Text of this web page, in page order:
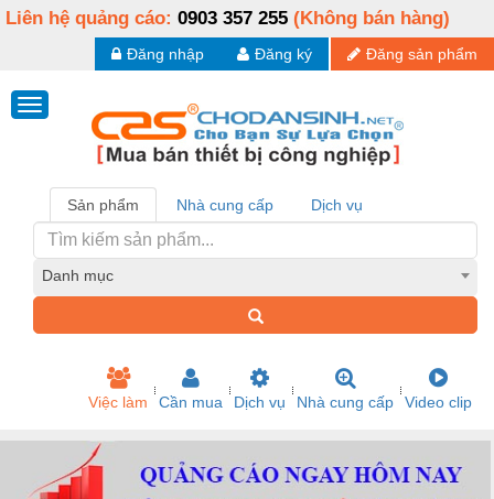
Liên hệ quảng cáo: 0903 357 255 (Không bán hàng)
Đăng sản phẩm
Đăng ký
Đăng nhập
Sản phẩm Nhà cung cấp Dịch vụ
Danh mục
Việc làm Cần mua Dịch vụ Nhà cung cấp Video clip